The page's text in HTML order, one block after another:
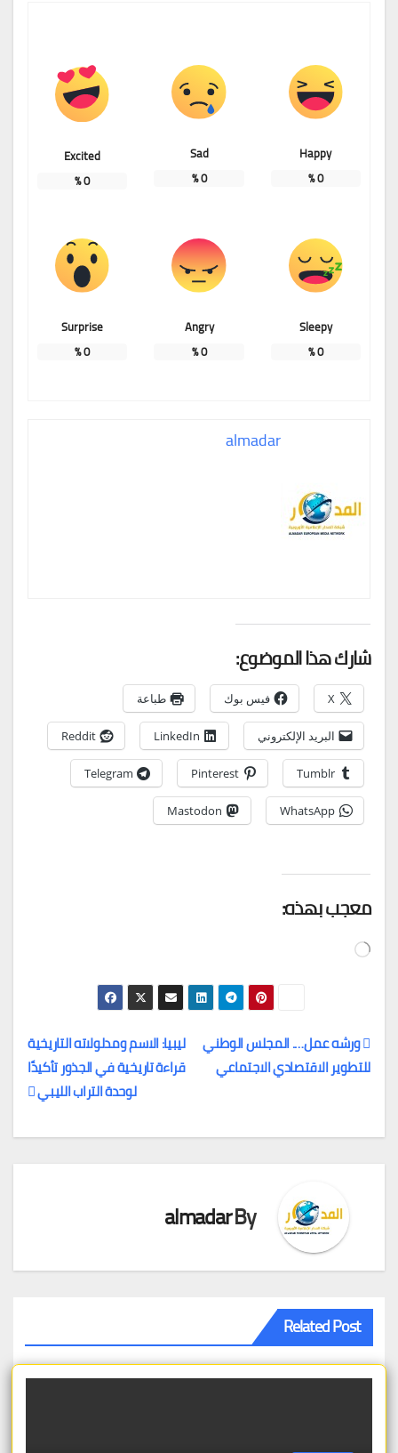
Happy
0
%
Sad
0
%
Excited
0
%
Sleepy
0
%
Angry
0
%
Surprise
0
%
almadar
شارك هذا الموضوع:
X فيس بوك طباعة
البريد الإلكتروني LinkedIn
Reddit
Tumblr
Pinterest
Telegram
WhatsApp
Mastodon
معجب بهذه:
جاري
تصفّح
ليبيا: الاسم ومدلولاته التاريخية
قراءة تاريخية في الجذور تأكيدًا
لوحدة التراب الليبي
ورشه عمل…. المجلس الوطني
للتطوير الاقتصادي الاجتماعي
By
almadar
Related Post